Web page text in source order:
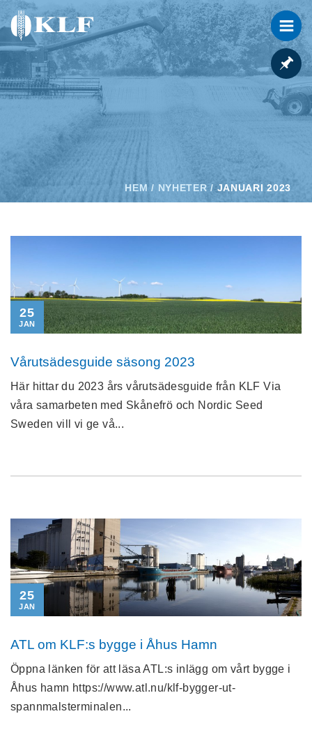
HEM / NYHETER / JANUARI 2023
25
JAN
Vårutsädesguide säsong 2023
Här hittar du 2023 års vårutsädesguide från KLF Via
våra samarbeten med Skånefrö och Nordic Seed
Sweden vill vi ge vå...
25
JAN
ATL om KLF:s bygge i Åhus Hamn
Öppna länken för att läsa ATL:s inlägg om vårt bygge i
Åhus hamn https://www.atl.nu/klf-bygger-ut-
spannmalsterminalen...